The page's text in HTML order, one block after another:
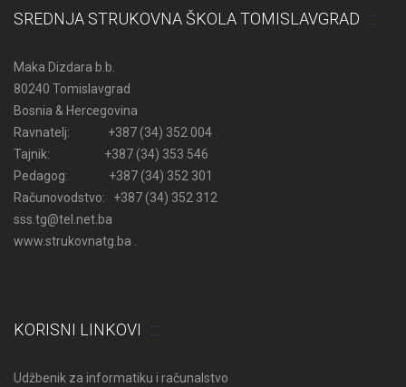
SREDNJA STRUKOVNA ŠKOLA TOMISLAVGRAD
Maka Dizdara b.b.
80240 Tomislavgrad
Bosnia & Hercegovina
Ravnatelj: +387 (34) 352 004
Tajnik: +387 (34) 353 546
Pedagog: +387 (34) 352 301
Računovodstvo: +387 (34) 352 312
sss.tg@tel.net.ba
www.strukovnatg.ba .
KORISNI LINKOVI
Udžbenik za informatiku i računalstvo